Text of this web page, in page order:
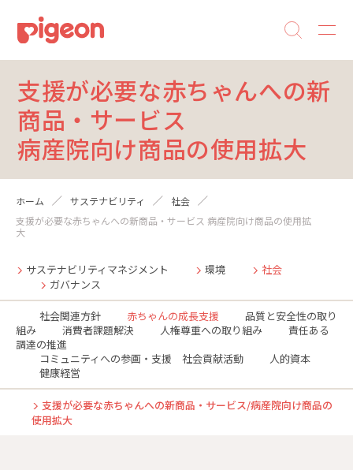
支援が必要な赤ちゃんへの新
商品・サービス
病産院向け商品の使用拡大
ホーム サステナビリティ
社会
支援が必要な赤ちゃんへの新商品・サービス 病産院向け商品の使用拡
大
サステナビリティマネジメント 環境
社会
ガバナンス
社会関連方針 赤ちゃんの成長支援
品質と安全性の取り
組み
消費者課題解決 人権尊重への取り組み
責任ある
調達の推進
コミュニティへの参画・支援 社会貢献活動
人的資本
健康経営
支援が必要な赤ちゃんへの新商品・サービス/病産院向け商品の
使用拡大